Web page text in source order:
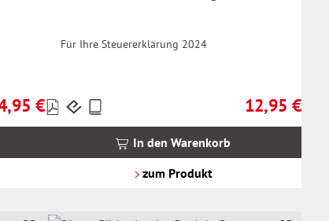
Preis:
€
Für Ihre Steuererklärung 2024
Regulärer
12,95 €
Preise
inkl.
In den Warenkorb
zum Produkt